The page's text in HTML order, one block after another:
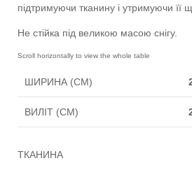
підтримуючи тканину і утримуючи її
Не стійка під великою масою снігу.
ШИРИНА (CM)
ВИЛІТ (CM)
ТКАНИНА